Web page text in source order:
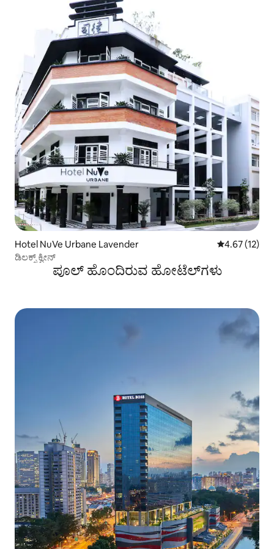
Hotel NuVe Urbane Lavender 5 ರಲ್ಲಿ 4.67
4.67 (12)
ಡಿಲಕ್ಸ್ ಕ್ವೀನ್
ಪೂಲ್ ಹೊಂದಿರುವ ಹೋಟೆಲ್‌ಗಳು